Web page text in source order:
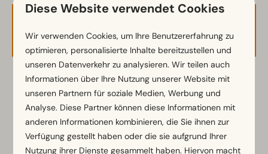
Küche
Kombi-Mikrowelle
Kühlschrank mit Gefrierfach
Nespresso-Maschine
Geschirrspüler
Wasserkocher
Standort
Verfügbarkeit und Preis
2 Gäste
Sa 08-08-2026 Mi 12-08-2026
Diese Website verwendet Cookies
Wir verwenden Cookies, um Ihre Benutzererfahrung zu
optimieren, personalisierte Inhalte bereitzustellen und
unseren Datenverkehr zu analysieren. Wir teilen auch
Informationen über Ihre Nutzung unserer Website mit
unseren Partnern für soziale Medien, Werbung und
Analyse. Diese Partner können diese Informationen mit
anderen Informationen kombinieren, die Sie ihnen zur
Verfügung gestellt haben oder die sie aufgrund Ihrer
Nutzung ihrer Dienste gesammelt haben. Hiervon macht